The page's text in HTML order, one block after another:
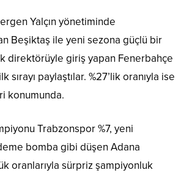
Yalçın yönetiminde
Beşiktaş ile yeni sezona güçlü bir
direktörüyle giriş yapan Fenerbahçe
sırayı paylaştılar. %27’lik oranıyla ise
konumunda.
Trabzonspor %7, yeni
bomba gibi düşen Adana
oranlarıyla sürpriz şampiyonluk